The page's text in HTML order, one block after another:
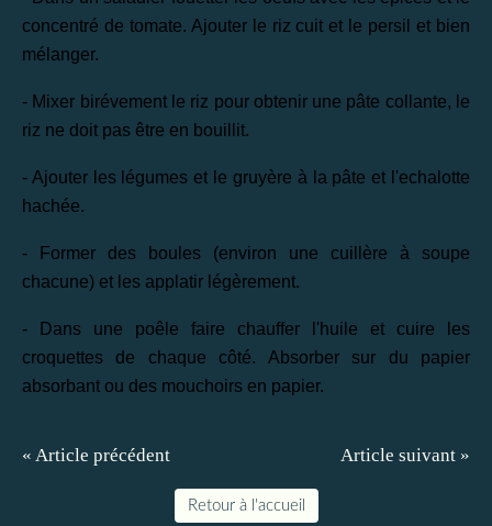
concentré de tomate. Ajouter le riz cuit et le persil et bien
mélanger.
- Mixer birévement le riz pour obtenir une pâte collante, le
riz ne doit pas être en bouillit.
- Ajouter les légumes et le gruyère à la pâte et l'echalotte
hachée.
- Former des boules (environ une cuillère à soupe
chacune) et les applatir légèrement.
- Dans une poêle faire chauffer l'huile et cuire les
croquettes de chaque côté. Absorber sur du papier
absorbant ou des mouchoirs en papier.
« Article précédent Article suivant »
Retour à l'accueil